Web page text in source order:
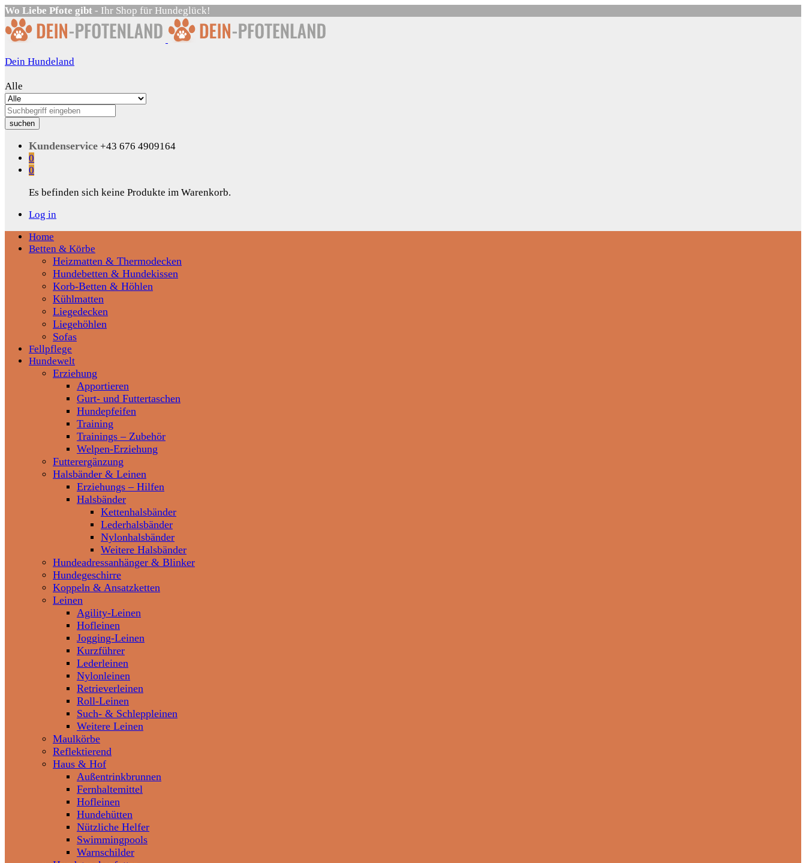
Wo Liebe Pfote gibt - Ihr Shop für Hundeglück!
Dein Hundeland
Alle
suchen
Kundenservice +43 676 4909164
0
0
Es befinden sich keine Produkte im Warenkorb.
Log in
Home
Betten & Körbe
Heizmatten & Thermodecken
Hundebetten & Hundekissen
Korb-Betten & Höhlen
Kühlmatten
Liegedecken
Liegehöhlen
Sofas
Fellpflege
Hundewelt
Erziehung
Apportieren
Gurt- und Futtertaschen
Hundepfeifen
Training
Trainings – Zubehör
Welpen-Erziehung
Futterergänzung
Halsbänder & Leinen
Erziehungs – Hilfen
Halsbänder
Kettenhalsbänder
Lederhalsbänder
Nylonhalsbänder
Weitere Halsbänder
Hundeadressanhänger & Blinker
Hundegeschirre
Koppeln & Ansatzketten
Leinen
Agility-Leinen
Hofleinen
Jogging-Leinen
Kurzführer
Lederleinen
Nylonleinen
Retrieverleinen
Roll-Leinen
Such- & Schleppleinen
Weitere Leinen
Maulkörbe
Reflektierend
Haus & Hof
Außentrinkbrunnen
Fernhaltemittel
Hofleinen
Hundehütten
Nützliche Helfer
Swimmingpools
Warnschilder